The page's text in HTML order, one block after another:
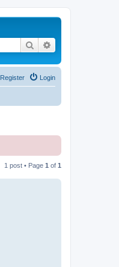
Search
Login
Register
1 post • Page 1 of 1